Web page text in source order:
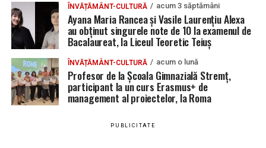
ÎNVĂȚĂMÂNT-CULTURĂ acum 3 săptămâni
Ayana Maria Rancea și Vasile Laurențiu Alexa
au obținut singurele note de 10 la examenul de
Bacalaureat, la Liceul Teoretic Teiuș
ÎNVĂȚĂMÂNT-CULTURĂ acum o lună
Profesor de la Școala Gimnazială Stremț,
participant la un curs Erasmus+ de
management al proiectelor, la Roma
PUBLICITATE